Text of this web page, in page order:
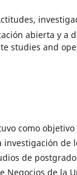
abierta y a
studies and
como
investigación de
de
Negocios de la